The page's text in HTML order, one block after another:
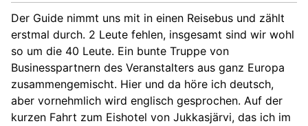
Der Guide nimmt uns mit in einen Reisebus und zählt
erstmal durch. 2 Leute fehlen, insgesamt sind wir wohl
so um die 40 Leute. Ein bunte Truppe von
Businesspartnern des Veranstalters aus ganz Europa
zusammengemischt. Hier und da höre ich deutsch,
aber vornehmlich wird englisch gesprochen. Auf der
kurzen Fahrt zum Eishotel von Jukkasjärvi, das ich im